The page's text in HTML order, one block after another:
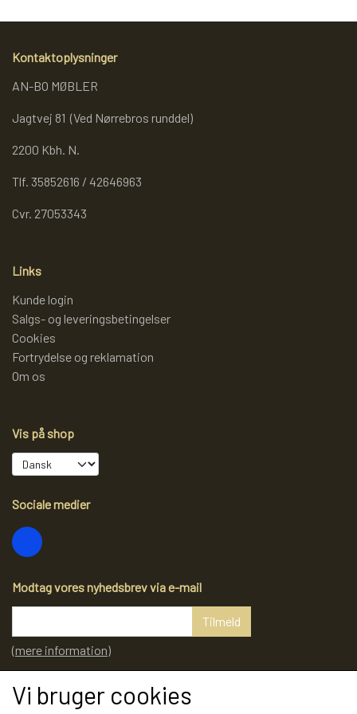
Kontaktoplysninger
AN-BO MØBLER
Jagtvej 81 (Ved Nørrebros runddel)
2200 Kbh. N.
Tlf. 35852616 / 42646963
Cvr. 27053343
Links
Kunde login
Salgs- og leveringsbetingelser
Cookies
Fortrydelse og reklamation
Om os
Vis på shop
Sociale medier
Modtag vores nyhedsbrev via e-mail
Tilmeld
(mere information)
Vi bruger cookies